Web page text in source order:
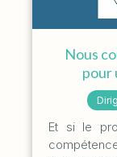
Nous
pour
Et si le